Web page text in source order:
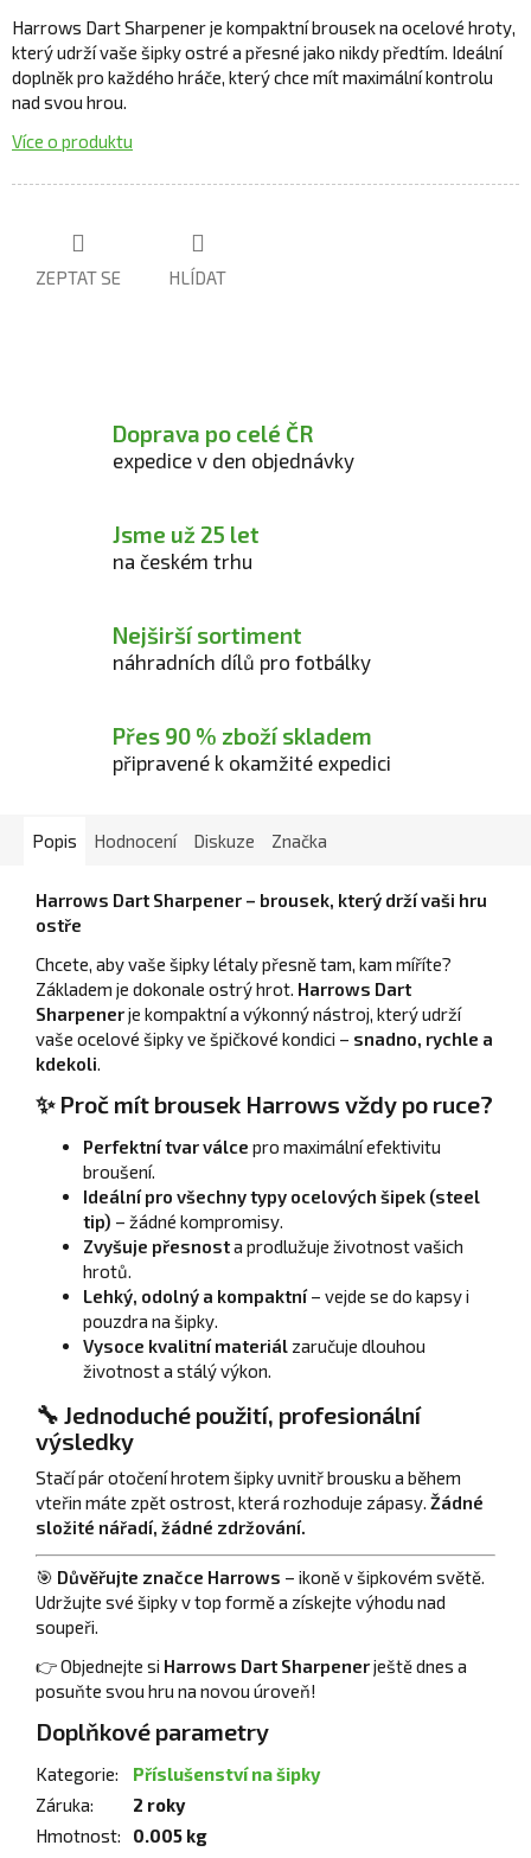
Harrows Dart Sharpener je kompaktní brousek na ocelové hroty,
který udrží vaše šipky ostré a přesné jako nikdy předtím. Ideální
doplněk pro každého hráče, který chce mít maximální kontrolu
nad svou hrou.
Více o produktu
ZEPTAT SE HLÍDAT
Doprava po celé ČR
expedice v den objednávky
Jsme už 25 let
na českém trhu
Nejširší sortiment
náhradních dílů pro fotbálky
Přes 90 % zboží skladem
připravené k okamžité expedici
Popis Hodnocení Diskuze Značka
Harrows Dart Sharpener – brousek, který drží vaši hru
ostře
Chcete, aby vaše šipky létaly přesně tam, kam míříte?
Základem je dokonale ostrý hrot. Harrows Dart
Sharpenerje kompaktní a výkonný nástroj, který udrží
vaše ocelové šipky ve špičkové kondici – snadno, rychle a
kdekoli.
✨ Proč mít brousek Harrows vždy po ruce?
Perfektní tvar válce pro maximální efektivitu
broušení.
Ideální pro všechny typy ocelových šipek (steel
tip) – žádné kompromisy.
Zvyšuje přesnosta prodlužuje životnost vašich
hrotů.
Lehký, odolný a kompaktní– vejde se do kapsy i
pouzdra na šipky.
Vysoce kvalitní materiál zaručuje dlouhou
životnost a stálý výkon.
🔧 Jednoduché použití, profesionální
výsledky
Stačí pár otočení hrotem šipky uvnitř brousku a během
vteřin máte zpět ostrost, která rozhoduje zápasy. Žádné
složité nářadí, žádné zdržování.
🎯 Důvěřujte značce Harrows – ikoně v šipkovém světě.
Udržujte své šipky v top formě a získejte výhodu nad
soupeři.
👉 Objednejte si Harrows Dart Sharpenerještě dnes a
posuňte svou hru na novou úroveň!
Doplňkové parametry
Kategorie:
Příslušenství na šipky
Záruka:
2 roky
Hmotnost:
0.005 kg